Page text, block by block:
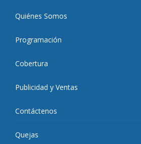
Quiénes Somos
Programación
Cobertura
Publicidad y Ventas
Contáctenos
Quejas